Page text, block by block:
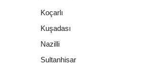
Koçarlı
Kuşadası
Nazilli
Sultanhisar